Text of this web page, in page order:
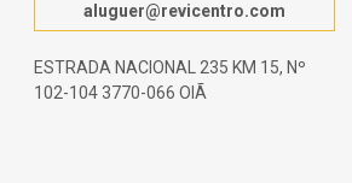
aluguer@revicentro.com
ESTRADA NACIONAL 235 KM 15, Nº
102-104 3770-066 OIÃ